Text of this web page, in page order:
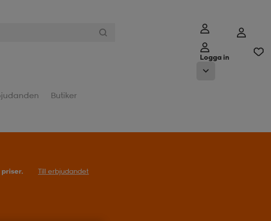
Logga in
Butiker
priser. Till erbjudandet